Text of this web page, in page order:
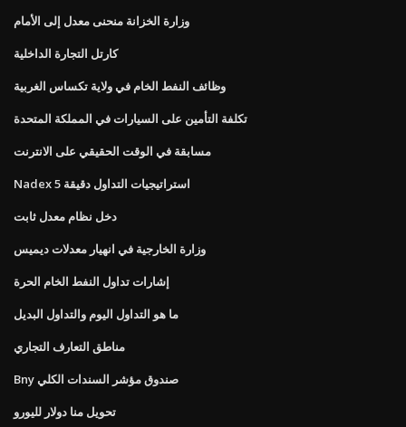
وزارة الخزانة منحنى معدل إلى الأمام
كارتل التجارة الداخلية
وظائف النفط الخام في ولاية تكساس الغربية
تكلفة التأمين على السيارات في المملكة المتحدة
مسابقة في الوقت الحقيقي على الانترنت
Nadex 5 استراتيجيات التداول دقيقة
دخل نظام معدل ثابت
وزارة الخارجية في انهيار معدلات ديميس
إشارات تداول النفط الخام الحرة
ما هو التداول اليوم والتداول البديل
مناطق التعارف التجاري
Bny صندوق مؤشر السندات الكلي
تحويل منا دولار لليورو